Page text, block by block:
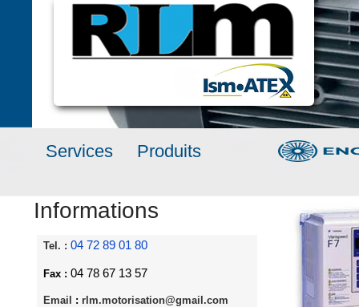
Tel. : 04 72 89 01 80
Fax : 04 78 67 13 57
Email : rlm.motorisation@gmail.com
Informations
Produits
Services